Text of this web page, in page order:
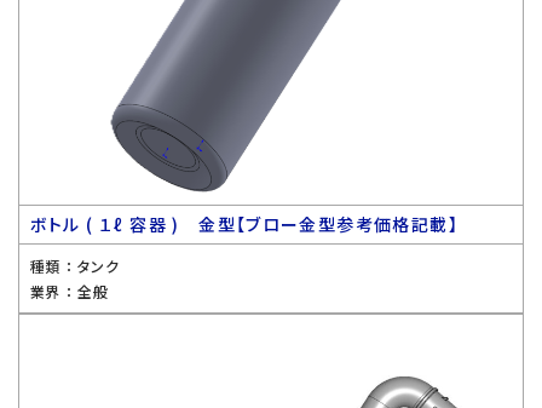
ボトル ( １ℓ 容器 ) 金型【ブロー金型参考価格記載】
種類 ： タンク
業界 ： 全般